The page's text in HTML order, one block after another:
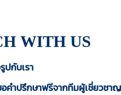
WITH US
ปกับเรา
คำปรึกษาฟรีจากทีมผู้เชี่ยวชาญ